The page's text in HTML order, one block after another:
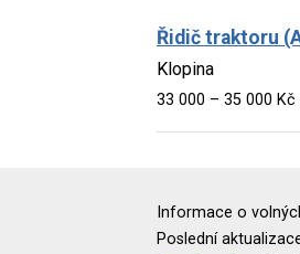
Řidič traktoru
Klopina
33 000 – 35 000 Kč
Informace o
Poslední